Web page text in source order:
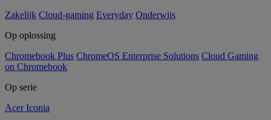
Zakelijk Cloud-gaming Everyday Onderwijs
Op oplossing
Chromebook Plus ChromeOS Enterprise Solutions Cloud Gaming
on Chromebook
Op serie
Acer Iconia